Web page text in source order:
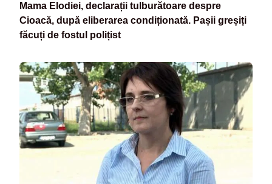
Mama Elodiei, declarații tulburătoare despre
Cioacă, după eliberarea condiționată. Pașii greșiți
făcuți de fostul polițist